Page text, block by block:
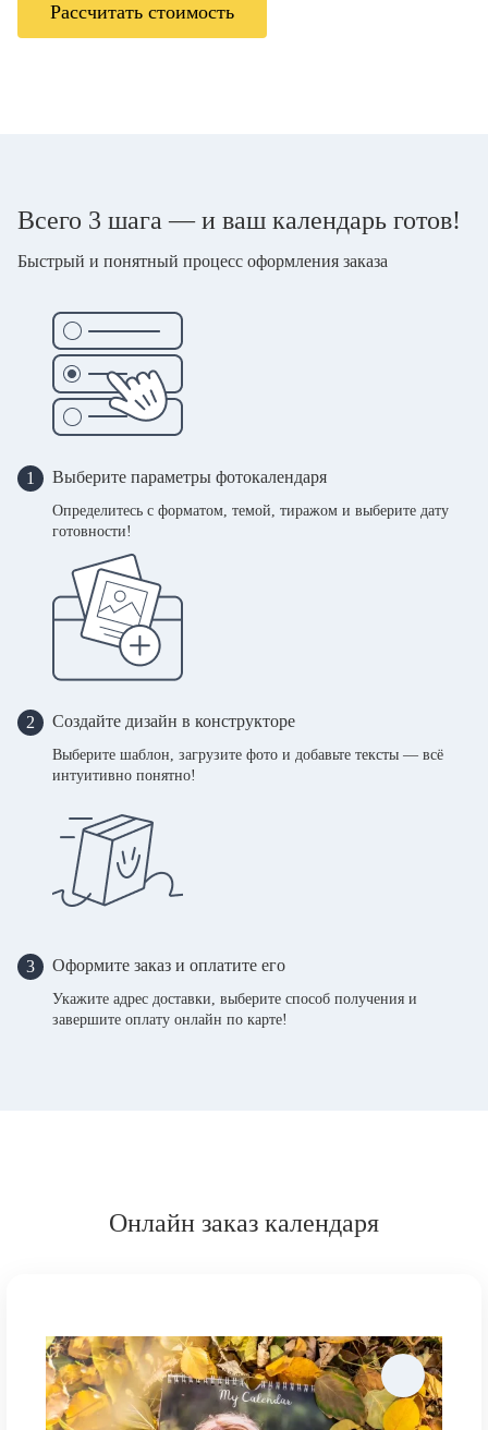
Рассчитать стоимость
Всего 3 шага — и ваш календарь готов!
Быстрый и понятный процесс оформления заказа
1 Выберите параметры фотокалендаря
Определитесь с форматом, темой, тиражом и выберите дату
готовности!
2 Создайте дизайн в конструкторе
Выберите шаблон, загрузите фото и добавьте тексты — всё
интуитивно понятно!
3 Оформите заказ и оплатите его
Укажите адрес доставки, выберите способ получения и
завершите оплату онлайн по карте!
Онлайн заказ календаря